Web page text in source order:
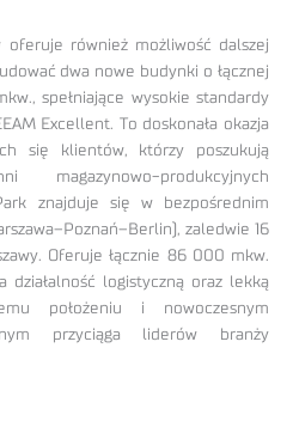
oferuje również możliwość dalszej
dwa nowe budynki o łącznej
spełniające wysokie standardy
Excellent. To doskonała okazja
się klientów, którzy poszukują
magazynowo-produkcyjnych
znajduje się w bezpośrednim
zaledwie 16
Oferuje łącznie 86 000 mkw.
działalność logistyczną oraz lekką
położeniu i nowoczesnym
przyciąga liderów branży